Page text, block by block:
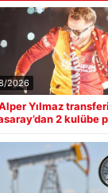
2026
Yılmaz
2 kulübe